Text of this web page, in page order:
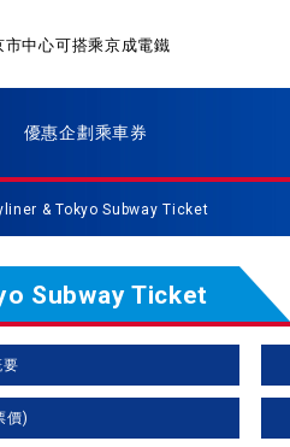
中心可搭乘京成電鐵
優惠企劃乘車券
& Tokyo Subway Ticket
Subway Ticket
要
價)